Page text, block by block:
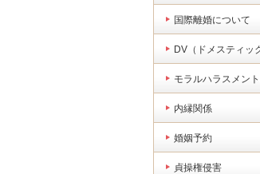
国際離婚について
DV（ドメスティッ
モラルハラスメン
内縁関係
婚姻予約
貞操権侵害